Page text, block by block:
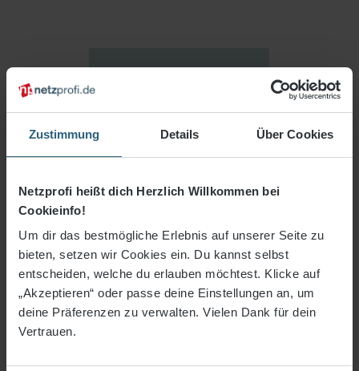
Zustimmung Details Über Cookies
Netzprofi heißt dich Herzlich Willkommen bei
Cookieinfo!
Um dir das bestmögliche Erlebnis auf unserer Seite zu
bieten, setzen wir Cookies ein. Du kannst selbst
entscheiden, welche du erlauben möchtest. Klicke auf
„Akzeptieren“ oder passe deine Einstellungen an, um
deine Präferenzen zu verwalten. Vielen Dank für dein
Vertrauen.
12,28 €*